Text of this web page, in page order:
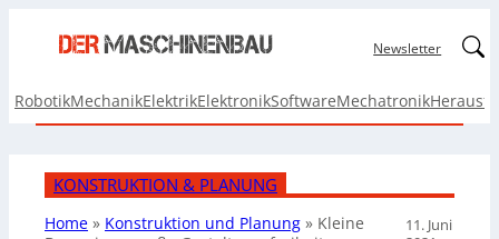
Newsletter
RobotikMechanikElektrikElektronikSoftwareMechatronik
KONSTRUKTION & PLANUNG
Home » Konstruktion und Planung » Kleine
11. Juni